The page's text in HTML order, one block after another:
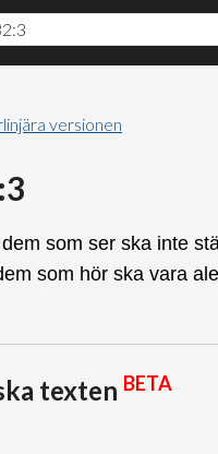
versionen
som ser ska inte
som hör ska vara
texten BETA